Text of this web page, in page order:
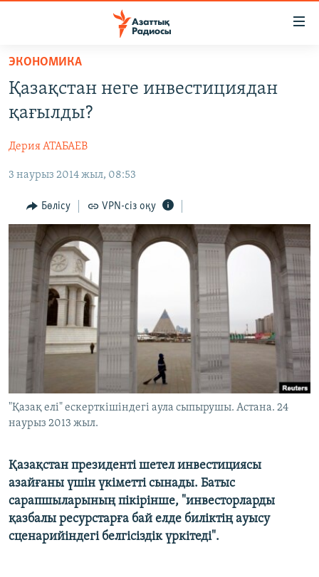
Skip
main
content
to
Navigation
Search
САЯСАТ
ҚАҢТАР ОҚИҒАСЫ
АДАМ ҚҰҚЫҚТАРЫ
ӘЛЕУМЕТ
ӘЛЕМ
АРНАЙЫ ЖОБАЛАР
Русский
ЖАЗЫЛЫҢЫЗ
Басқа тілдерде
ЭКОНОМИКА
Қазақстан неге инвестициядан
қағылды?
Дерия АТАБАЕВ
3 наурыз 2014 жыл, 08:53
Бөлісу VPN-сіз оқу
"Қазақ елі" ескерткішіндегі аула сыпырушы. Астана. 24
наурыз 2013 жыл.
Қазақстан президенті шетел инвестициясы
азайғаны үшін үкіметті сынады. Батыс
сарапшыларының пікірінше, "инвесторларды
қазбалы ресурстарға бай елде биліктің ауысу
сценарийіндегі белгісіздік үркітеді".